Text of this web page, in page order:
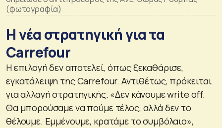
(φωτογραφία)
Η νέα στρατηγική για τα
Carrefour
Η επιλογή δεν αποτελεί, όπως ξεκαθάρισε,
εγκατάλειψη της Carrefour. Αντιθέτως, πρόκειται
για αλλαγή στρατηγικής. «Δεν κάνουμε write off.
Θα μπορούσαμε να πούμε τέλος, αλλά δεν το
θέλουμε. Εμμένουμε, κρατάμε το συμβόλαιο»,